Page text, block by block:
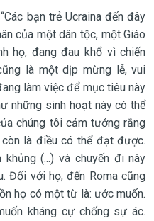
bạn trẻ Ucraina đến đây
của một dân tộc, một Giáo
họ, đang đau khổ vì chiến
là một dịp mừng lễ, vui
làm việc để mục tiêu này
những sinh hoạt này có thể
chúng tôi cảm tưởng rằng
là điều có thể đạt được.
(...) và chuyến đi này
Đối với họ, đến Roma cũng
họ có một từ là: ước muốn.
kháng cự chống sự ác.